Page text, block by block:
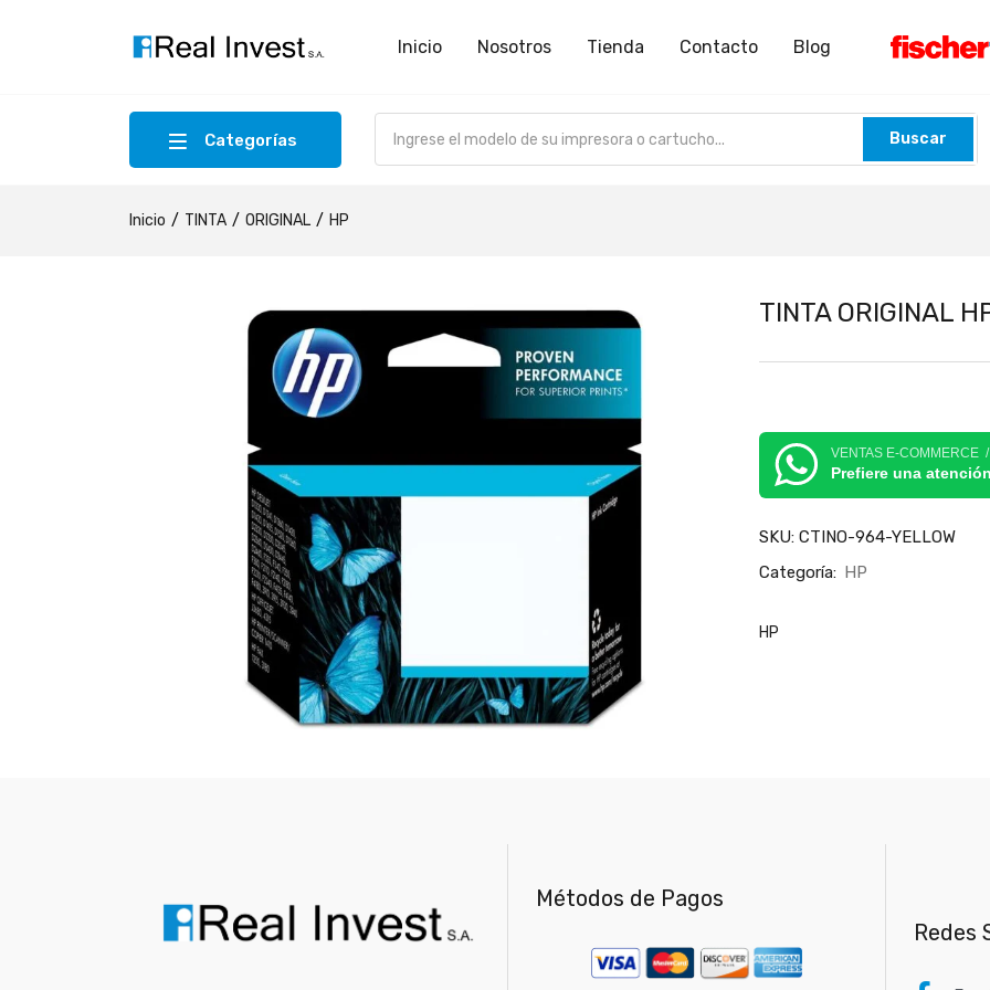
Inicio Nosotros Tienda Contacto Blog
Categorías Buscar
Inicio TINTA ORIGINAL HP
TINTA ORIGINAL
VENTAS E-COMMERCE
Prefiere una
SKU: CTINO-964-YELLOW
Categoría: HP
HP
Métodos de Pagos
Redes